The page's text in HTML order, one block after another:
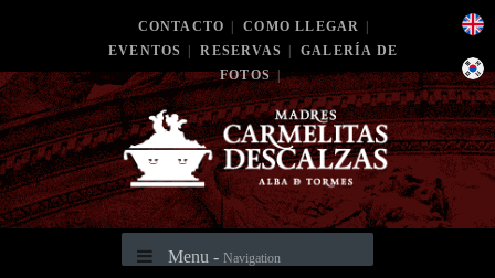
CONTACTO COMO LLEGAR
EVENTOS
RESERVAS
GALERÍA DE
FOTOS
Menu - Navigation